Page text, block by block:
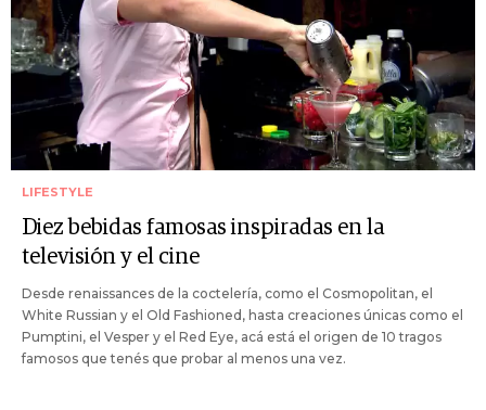
LIFESTYLE
Diez bebidas famosas inspiradas en la
televisión y el cine
Desde renaissances de la coctelería, como el Cosmopolitan, el
White Russian y el Old Fashioned, hasta creaciones únicas como el
Pumptini, el Vesper y el Red Eye, acá está el origen de 10 tragos
famosos que tenés que probar al menos una vez.